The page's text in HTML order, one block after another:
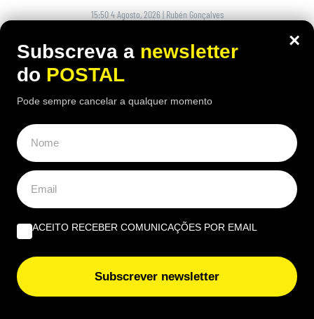
15:50 4 Agosto, 2026|Rubén Gonçalves
Muitos condutores colocam pedaços de cartão
junto às rodas dos carros estacionados ao sol
×
Subscreva a newsletter
do POSTAL
Pode sempre cancelar a qualquer momento
ACEITO RECEBER COMUNICAÇÕES POR EMAIL
Subscrever newsletter